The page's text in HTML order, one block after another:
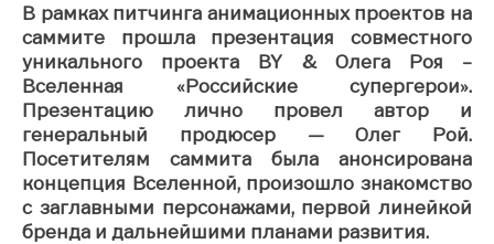
В рамках питчинга анимационных проектов на
саммите прошла презентация совместного
уникального проекта BY & Олега Роя –
Вселенная «Российские супергерои».
Презентацию лично провел автор и
генеральный продюсер — Олег Рой.
Посетителям саммита была анонсирована
концепция Вселенной, произошло знакомство
с заглавными персонажами, первой линейкой
бренда и дальнейшими планами развития.